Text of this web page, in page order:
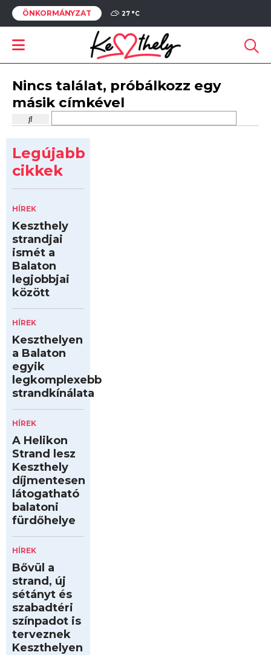
ÖNKORMÁNYZAT 27 °C
Nincs találat, próbálkozz egy
másik címkével
Legújabb
cikkek
HÍREK
Keszthely
strandjai
ismét a
Balaton
legjobbjai
között
HÍREK
Keszthelyen
a Balaton
egyik
legkomplexebb
strandkínálata
HÍREK
A Helikon
Strand lesz
Keszthely
díjmentesen
látogatható
balatoni
fürdőhelye
HÍREK
Bővül a
strand, új
sétányt és
szabadtéri
színpadot is
terveznek
Keszthelyen